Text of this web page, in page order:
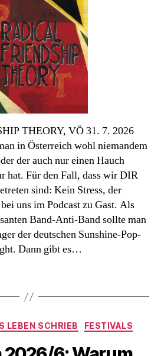
Sommers
THEORY, VÖ 31. 7. 2026
in Österreich wohl niemandem
der auch nur einen Hauch
hat. Für den Fall, dass wir DIR
sind: Kein Stress, der
uns im Podcast zu Gast. Als
Band-Anti-Band sollte man
der deutschen Sunshine-Pop-
Dann gibt es…
Kategorien
LEBEN SCHRIEB FESTIVALS